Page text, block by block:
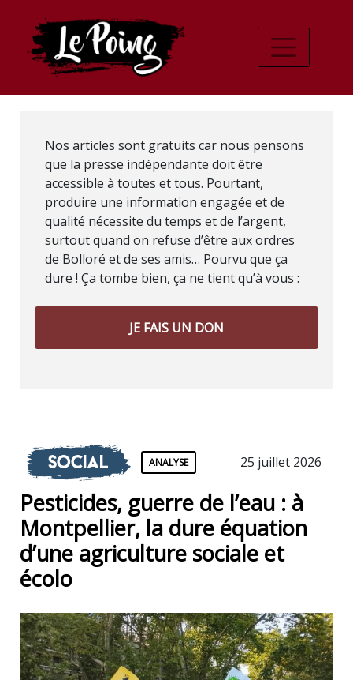
Nos articles sont gratuits car nous pensons
que la presse indépendante doit être
accessible à toutes et tous. Pourtant,
produire une information engagée et de
qualité nécessite du temps et de l’argent,
surtout quand on refuse d’être aux ordres
de Bolloré et de ses amis… Pourvu que ça
dure ! Ça tombe bien, ça ne tient qu’à vous :
JE FAIS UN DON
Social ANALYSE 25 juillet 2026
Pesticides, guerre de l’eau : à
Montpellier, la dure équation
d’une agriculture sociale et
écolo